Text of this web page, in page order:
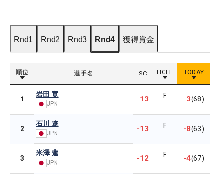
Rnd1 Rnd2 Rnd3 Rnd4 獲得賞金
順位 選手名 SC HOLE TODAY
1
岩田 寛
JPN
-13 F -3(68)
2
石川 遼
JPN -13 F -8(63)
3
米澤 蓮
JPN -12 F -4(67)